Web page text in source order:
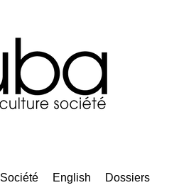
Société English
Dossiers